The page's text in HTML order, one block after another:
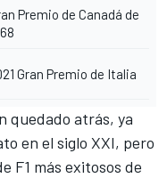
Premio de Canadá de
Gran Premio de Italia
quedado atrás, ya
en el siglo XXI, pero
F1 más exitosos de